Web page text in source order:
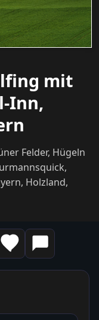
mit
Inn,
Felder, Hügeln
Holzland,